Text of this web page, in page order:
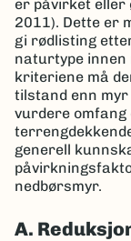
er påvirket eller
2011). Dette er
gi rødlisting
naturtype
kriteriene må
tilstand enn myr
vurdere omfang
generell
nedbørsmyr.
A.